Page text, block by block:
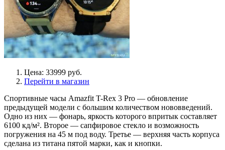
Цена: 33999 руб.
Перейти в магазин
Спортивные часы Amazfit T-Rex 3 Pro — обновление
предыдущей модели с большим количеством нововведений.
Одно из них — фонарь, яркость которого впритык составляет
6100 кд/м². Второе — сапфировое стекло и возможность
погружения на 45 м под воду. Третье — верхняя часть корпуса
сделана из титана пятой марки, как и кнопки.